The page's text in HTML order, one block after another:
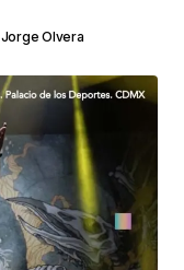
Jorge Olvera